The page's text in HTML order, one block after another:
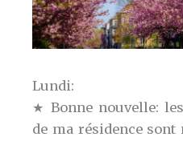
Lundi:
★ Bonne nouvelle:
de ma résidence